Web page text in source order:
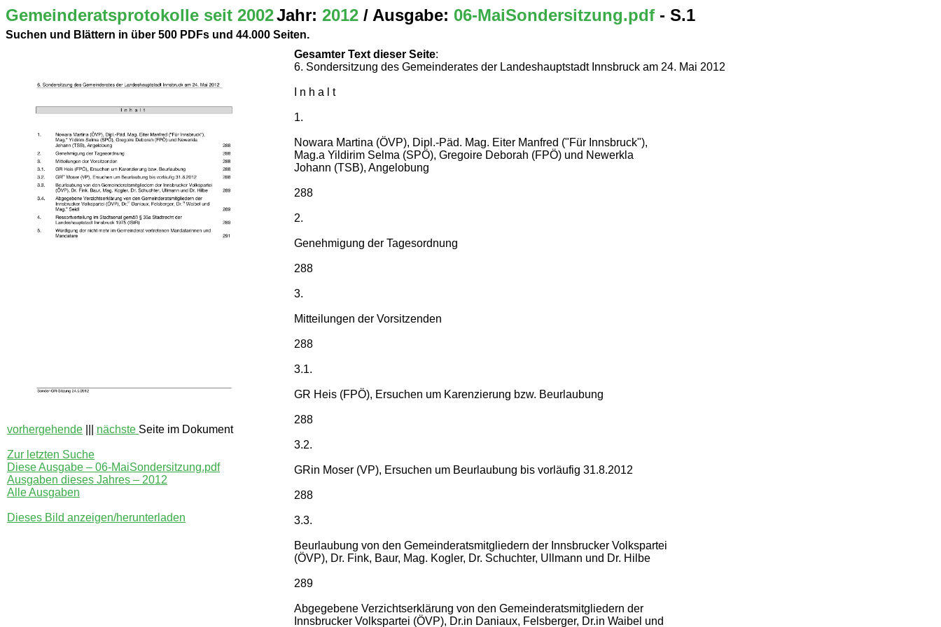
Gemeinderatsprotokolle seit 2002Jahr: 2012 / Ausgabe: 06-MaiSondersitzung.pdf - S.1
Suchen und Blättern in über 500 PDFs und 44.000 Seiten.
vorhergehende nächste Seite im Dokument
Zur letzten Suche
Diese Ausgabe – 06-MaiSondersitzung.pdf
Ausgaben dieses Jahres – 2012
Alle Ausgaben
Dieses Bild anzeigen/herunterladen
Gesamter Text dieser Seite:
6. Sondersitzung des Gemeinderates der Landeshauptstadt Innsbruck am 24. Mai 2012
I n h a l t
1.
Nowara Martina (ÖVP), Dipl.-Päd. Mag. Eiter Manfred ("Für Innsbruck"),
Mag.a Yildirim Selma (SPÖ), Gregoire Deborah (FPÖ) und Newerkla
Johann (TSB), Angelobung
288
2.
Genehmigung der Tagesordnung
288
3.
Mitteilungen der Vorsitzenden
288
3.1.
GR Heis (FPÖ), Ersuchen um Karenzierung bzw. Beurlaubung
288
3.2.
GRin Moser (VP), Ersuchen um Beurlaubung bis vorläufig 31.8.2012
288
3.3.
Beurlaubung von den Gemeinderatsmitgliedern der Innsbrucker Volkspartei
(ÖVP), Dr. Fink, Baur, Mag. Kogler, Dr. Schuchter, Ullmann und Dr. Hilbe
289
Abgegebene Verzichtserklärung von den Gemeinderatsmitgliedern der
Innsbrucker Volkspartei (ÖVP), Dr.in Daniaux, Felsberger, Dr.in Waibel und